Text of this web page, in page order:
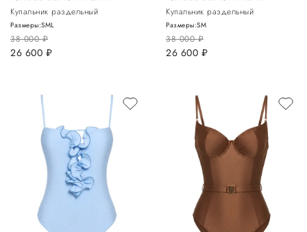
Купальник раздельный
38 000руб.
26 600 руб.
Размеры:SML
Купальник раздельный
38 000руб.
26 600 руб.
Размеры:SM